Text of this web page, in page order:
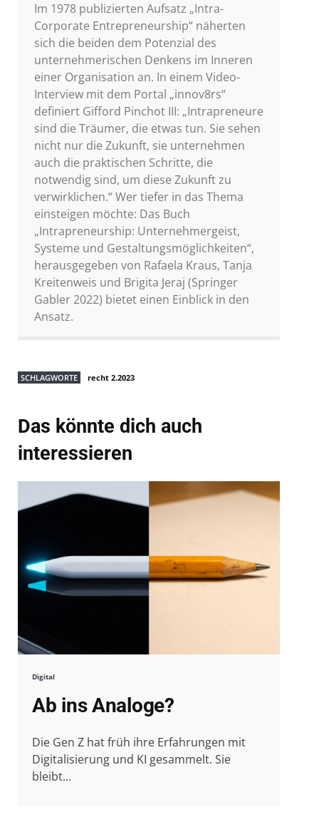
Im 1978 publizierten Aufsatz „Intra-
Corporate Entrepreneurship“ näherten
sich die beiden dem Potenzial des
unternehmerischen Denkens im Inneren
einer Organisation an. In einem Video-
Interview mit dem Portal „innov8rs“
definiert Gifford Pinchot III: „Intrapreneure
sind die Träumer, die etwas tun. Sie sehen
nicht nur die Zukunft, sie unternehmen
auch die praktischen Schritte, die
notwendig sind, um diese Zukunft zu
verwirklichen.“ Wer tiefer in das Thema
einsteigen möchte: Das Buch
„Intrapreneurship: Unternehmergeist,
Systeme und Gestaltungsmöglichkeiten“,
herausgegeben von Rafaela Kraus, Tanja
Kreitenweis und Brigita Jeraj (Springer
Gabler 2022) bietet einen Einblick in den
Ansatz.
SCHLAGWORTE recht 2.2023
Das könnte dich auch
interessieren
Digital
Ab ins Analoge?
Die Gen Z hat früh ihre Erfahrungen mit
Digitalisierung und KI gesammelt. Sie
bleibt...